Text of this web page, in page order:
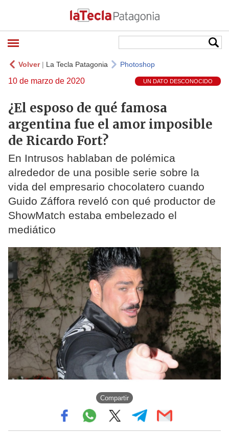
Volver| La Tecla Patagonia Photoshop
10 de marzo de 2020 UN DATO DESCONOCIDO
¿El esposo de qué famosa
argentina fue el amor imposible
de Ricardo Fort?
En Intrusos hablaban de polémica
alrededor de una posible serie sobre la
vida del empresario chocolatero cuando
Guido Záffora reveló con qué productor de
ShowMatch estaba embelezado el
mediático
Compartir